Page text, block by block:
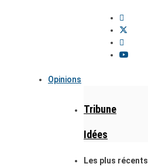
Opinions
Tribune
Idées
Les plus récents